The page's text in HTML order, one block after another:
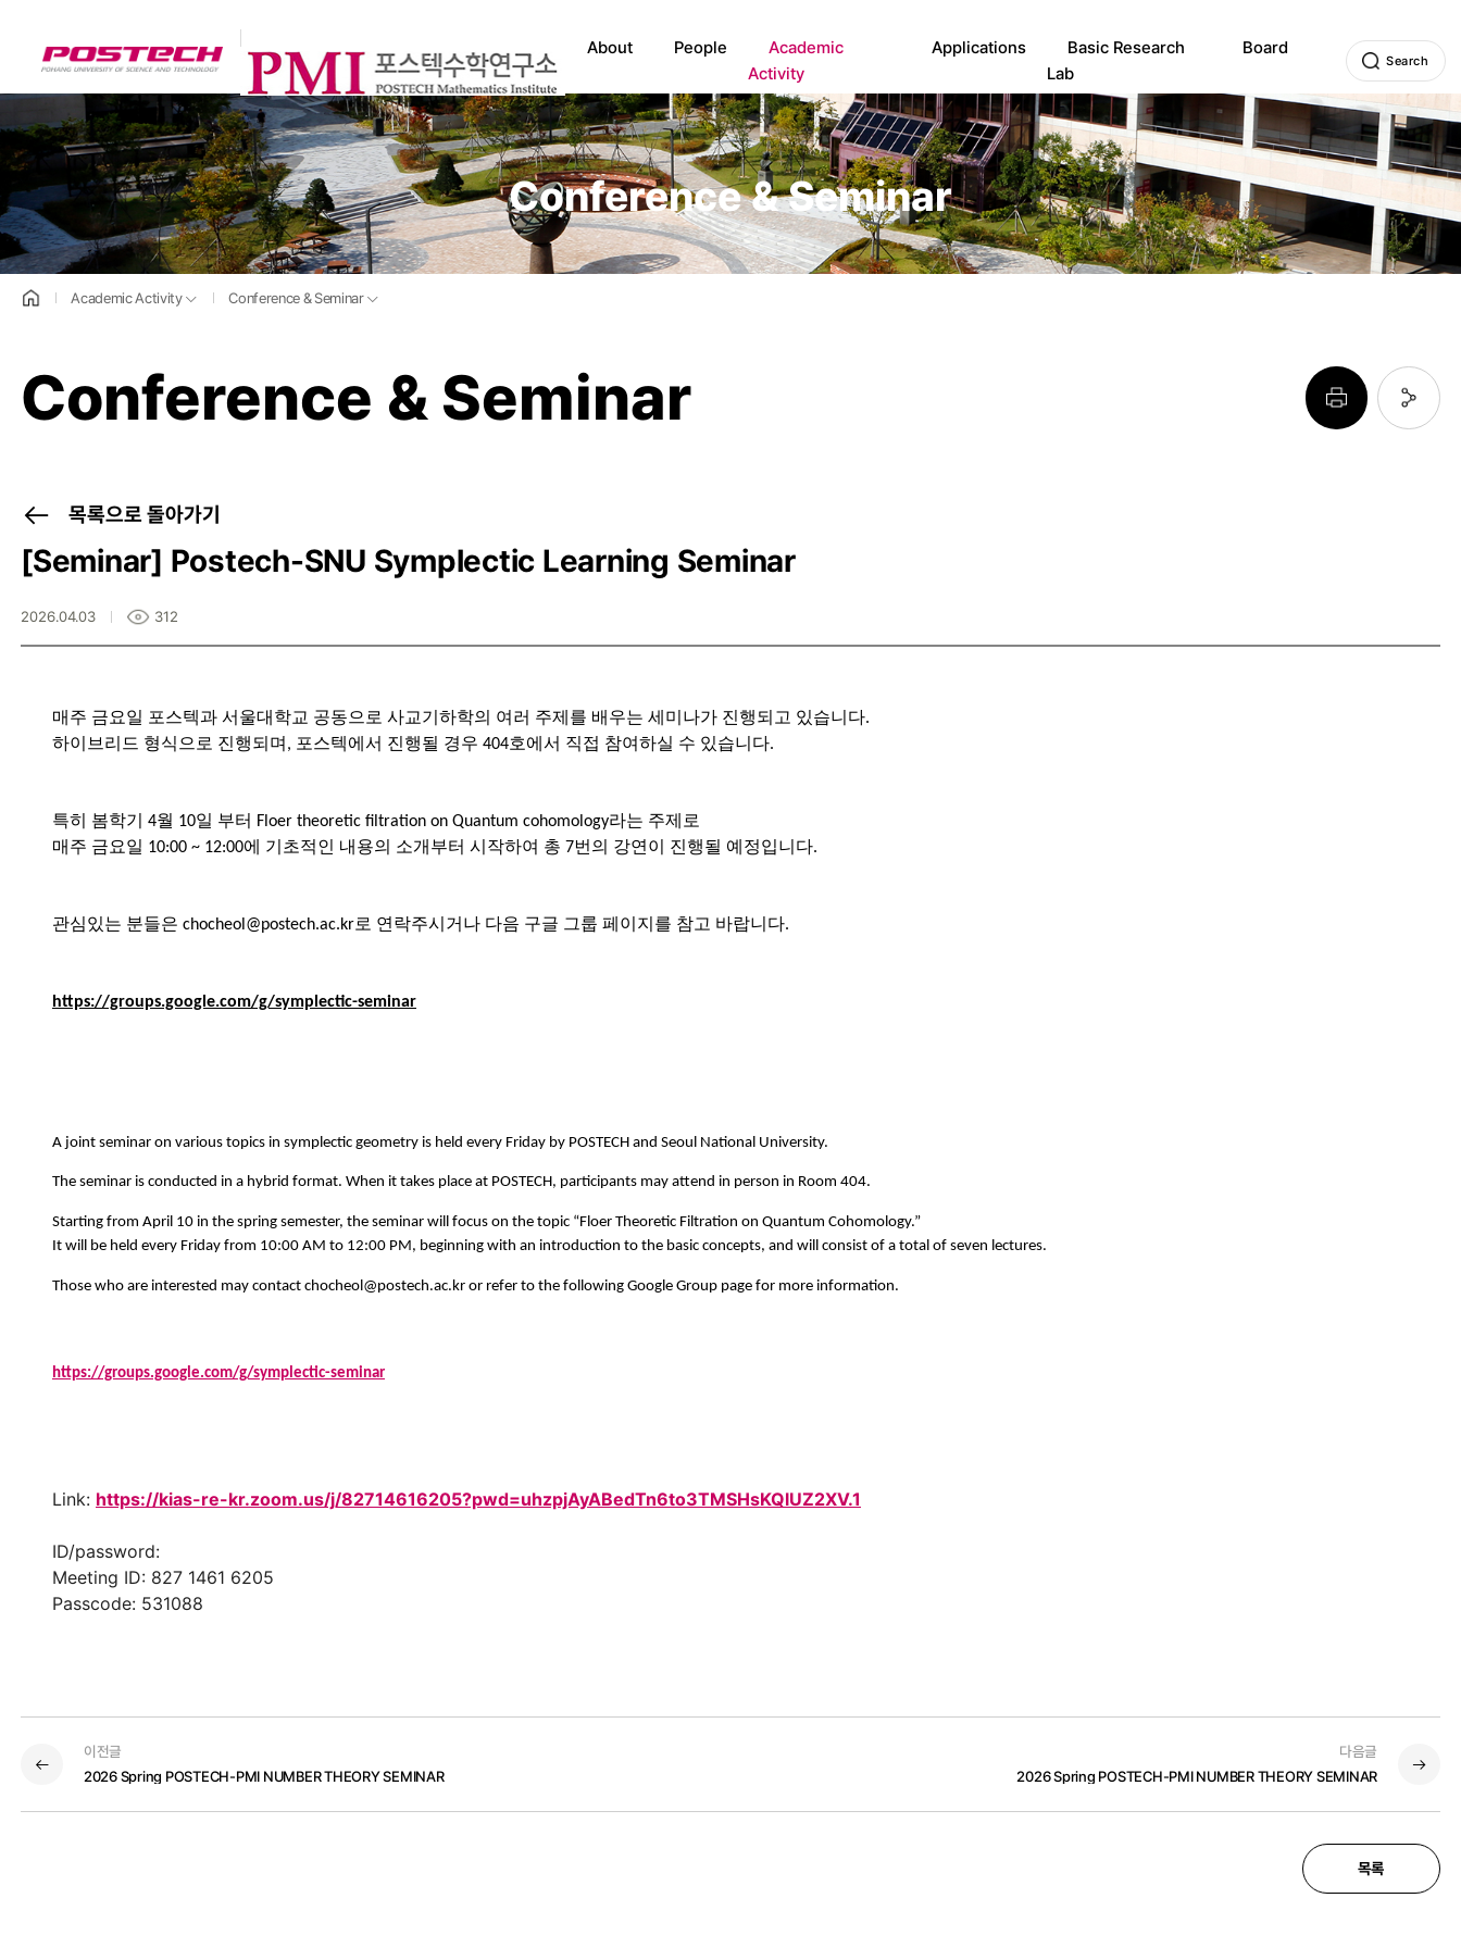
About People
Academic
Activity
Applications
Basic Research
Lab
Board
Search
Conference & Seminar
Academic Activity Conference & Seminar
Conference & Seminar
목록으로 돌아가기
[Seminar] Postech-SNU Symplectic Learning Seminar
2026.04.03 312
매주 금요일 포스텍과 서울대학교 공동으로 사교기하학의 여러 주제를 배우는 세미나가 진행되고 있습니다.
하이브리드 형식으로 진행되며, 포스텍에서 진행될 경우 404호에서 직접 참여하실 수 있습니다.
특히 봄학기 4월 10일 부터 Floer theoretic filtration on Quantum cohomology라는 주제로
매주 금요일 10:00 ~ 12:00에 기초적인 내용의 소개부터 시작하여 총 7번의 강연이 진행될 예정입니다.
관심있는 분들은 chocheol@postech.ac.kr로 연락주시거나 다음 구글 그룹 페이지를 참고 바랍니다.
https://groups.google.com/g/symplectic-seminar
A joint seminar on various topics in symplectic geometry is held every Friday by POSTECH and Seoul National University.
The seminar is conducted in a hybrid format. When it takes place at POSTECH, participants may attend in person in Room 404.
Starting from April 10 in the spring semester, the seminar will focus on the topic “Floer Theoretic Filtration on Quantum Cohomology.”
It will be held every Friday from 10:00 AM to 12:00 PM, beginning with an introduction to the basic concepts, and will consist of a total of seven lectures.
Those who are interested may contact chocheol@postech.ac.kr or refer to the following Google Group page for more information.
https://groups.google.com/g/symplectic-seminar
Link: https://kias-re-kr.zoom.us/j/82714616205?pwd=uhzpjAyABedTn6to3TMSHsKQlUZ2XV.1
ID/password:
Meeting ID: 827 1461 6205
Passcode: 531088
이전글
2026 Spring POSTECH-PMI NUMBER THEORY SEMINAR
다음글
2026 Spring POSTECH-PMI NUMBER THEORY SEMINAR
목록